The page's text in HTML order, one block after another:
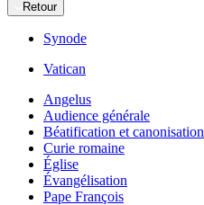
Retour
Synode
Vatican
Angelus
Audience générale
Béatification et canonisation
Curie romaine
Église
Évangélisation
Pape François